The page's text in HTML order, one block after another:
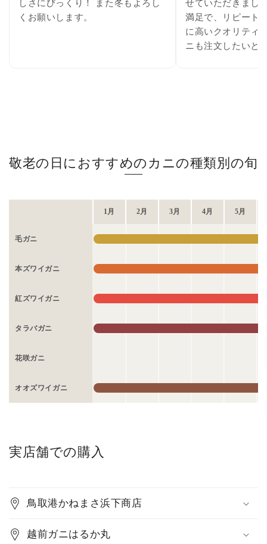
しさにびっくり！ また冬もよろし
くお願いします。
せていただきまし
満足で、リピート
に高いクオリティ
ニも注文したいと
敬老の日におすすめのカニの種類別の旬
1月 2月 3月 4月 5月
毛ガニ
本ズワイガニ
紅ズワイガニ
タラバガニ
花咲ガニ
オオズワイガニ
実店舗での購入
鳥取港かねまさ浜下商店
越前ガニはるか丸